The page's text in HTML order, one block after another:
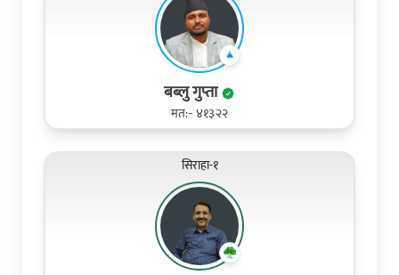
बब्लु गुप्ता
मत:- ४१३२२
सिराहा-१